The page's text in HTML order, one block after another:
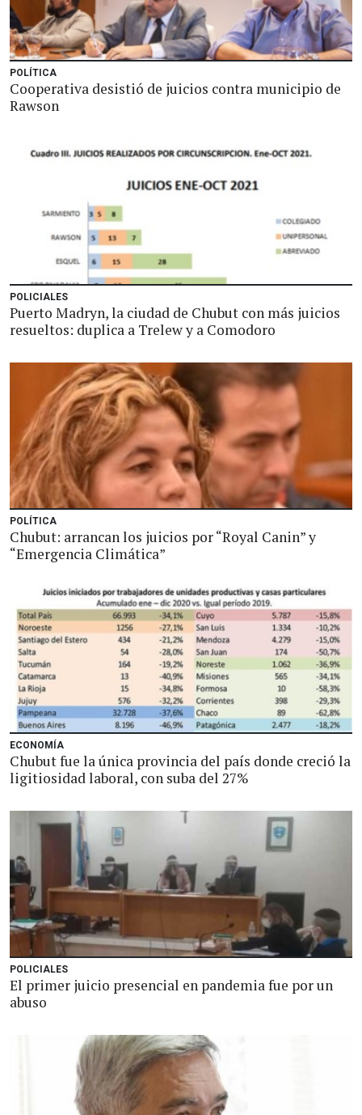
POLÍTICA
Cooperativa desistió de juicios contra municipio de
Rawson
POLICIALES
Puerto Madryn, la ciudad de Chubut con más juicios
resueltos: duplica a Trelew y a Comodoro
POLÍTICA
Chubut: arrancan los juicios por “Royal Canin” y
“Emergencia Climática”
ECONOMÍA
Chubut fue la única provincia del país donde creció la
ligitiosidad laboral, con suba del 27%
POLICIALES
El primer juicio presencial en pandemia fue por un
abuso